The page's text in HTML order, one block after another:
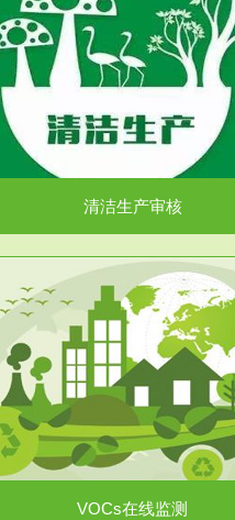
清洁生产审核
服务范围
安全评价
安全评价安全评价目的是查找、分
程、系统、生产经营活...
VOCs在线监测
服务范围
集团/企业级VOCs综合管
进行VOCs管控，首先就要找到排
监测估算出排放量。企